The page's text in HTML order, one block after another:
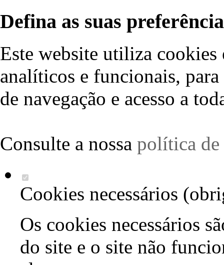
Defina as suas
Este website utiliza cookies
analíticos e funcionais,
de navegação e acesso a
Consulte a nossa política de
Cookies necessários
Os cookies necessários
do site e o site não